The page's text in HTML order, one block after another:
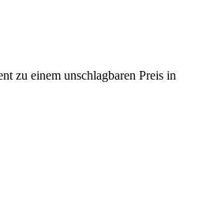
zu einem unschlagbaren Preis in